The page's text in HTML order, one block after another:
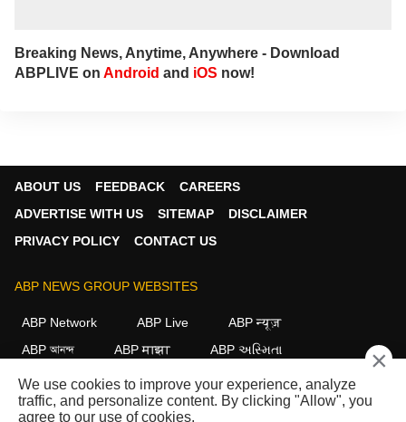
Breaking News, Anytime, Anywhere - Download
ABPLIVE on Android and iOS now!
ABOUT US FEEDBACK
CAREERS
ADVERTISE WITH US
SITEMAP
DISCLAIMER
PRIVACY POLICY
CONTACT US
ABP NEWS GROUP WEBSITES
ABP Network ABP Live
ABP न्यूज़
ABP আনন্দ
ABP माझा
ABP અસ્મિતા
ABP Ganga
ABP ਸਾਂਝਾ ABP நாடு ABP దేశం
FOLLOW US
×
We use cookies to improve your experience, analyze
traffic, and personalize content. By clicking "Allow", you
agree to our use of cookies.